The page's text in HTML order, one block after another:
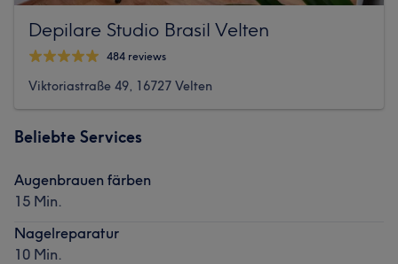
Depilare Studio Brasil Velten
484 reviews
Viktoriastraße 49, 16727 Velten
Beliebte Services
Augenbrauen färben
15 Min.
Nagelreparatur
10 Min.